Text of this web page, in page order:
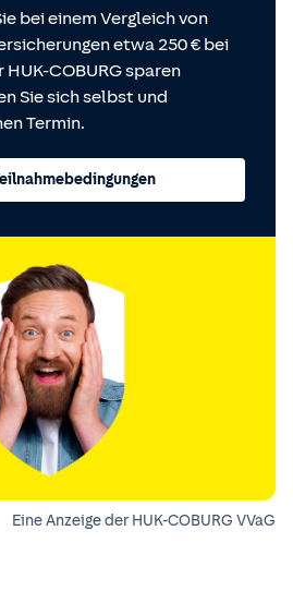
bei einem Vergleich von
etwa 250 € bei
COBURG sparen
Sie sich selbst und
Termin.
Eine Anzeige der HUK-COBURG VVaG